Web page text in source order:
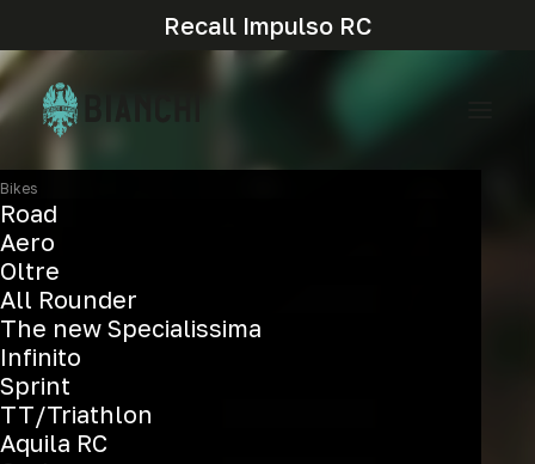
Recall Impulso RC
Bikes
Road
Aero
Oltre
All Rounder
The new Specialissima
Infinito
Sprint
TT/Triathlon
Aquila RC